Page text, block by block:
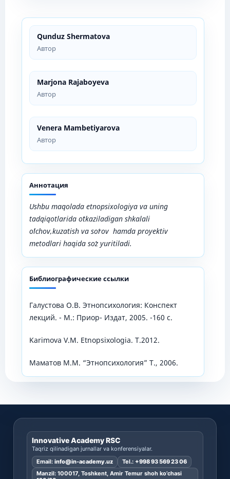
Qunduz Shermatova
Автор
Marjona Rajaboyeva
Автор
Venera Mambetiyarova
Автор
Аннотация
Ushbu maqolada etnopsixologiya va uning
tadqiqotlarida oʻtkaziladigan shkalali
oʻlchov,kuzatish va soʻrov hamda proyektiv
metodlari haqida soʻz yuritiladi.
Библиографические ссылки
Галустова О.В. Этнопсихология: Конспект
лекций. - М.: Приор- Издат, 2005. -160 с.
Karimova V.M. Etnopsixologia. Т.2012.
Маматов М.М. “Этнопсихология” Т., 2006.
Innovative Academy RSC
Taqriz qilinadigan jurnallar va konferensiyalar.
Email: info@in-academy.uz Tel.: +998 93 569 23 06
Manzil: 100017, Toshkent, Amir Temur shoh ko’chasi